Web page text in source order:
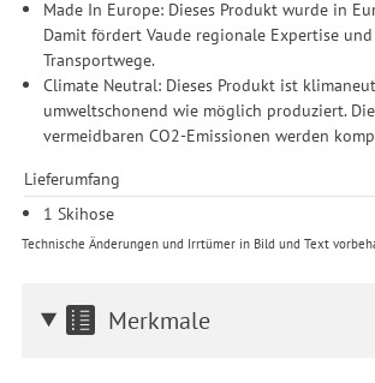
Made In Europe: Dieses Produkt wurde in
Damit fördert Vaude regionale Expertise
Transportwege.
Climate Neutral: Dieses Produkt ist
umweltschonend wie möglich produziert.
vermeidbaren CO2-Emissionen werden
Lieferumfang
1 Skihose
Technische Änderungen und Irrtümer in Bild und Text
Merkmale